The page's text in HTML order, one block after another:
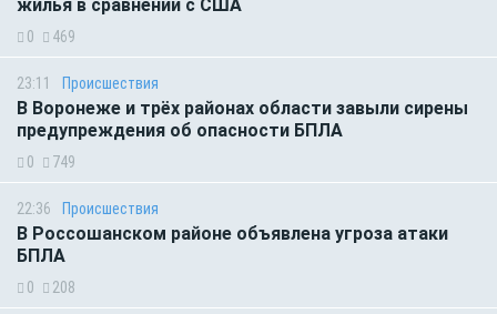
жилья в сравнении с США
0 469
23:11 Происшествия
В Воронеже и трёх районах области завыли сирены
предупреждения об опасности БПЛА
0 749
22:36 Происшествия
В Россошанском районе объявлена угроза атаки
БПЛА
0 208